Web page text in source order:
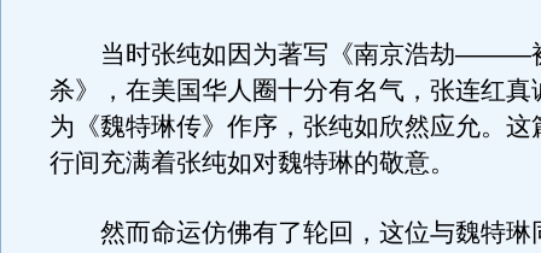
当时张纯如因为著写《南京浩劫———
杀》，在美国华人圈十分有名气，张连红真
为《魏特琳传》作序，张纯如欣然应允。这
行间充满着张纯如对魏特琳的敬意。
然而命运仿佛有了轮回，这位与魏特琳